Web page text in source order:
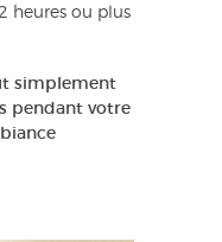
heures ou plus
simplement
pendant votre